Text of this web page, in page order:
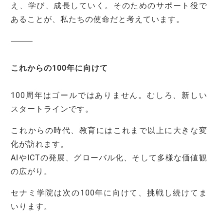
え、学び、成長していく。そのためのサポート役で
あることが、私たちの使命だと考えています。
⸻
これからの100年に向けて
100周年はゴールではありません。むしろ、新しい
スタートラインです。
これからの時代、教育にはこれまで以上に大きな変
化が訪れます。
AIやICTの発展、グローバル化、そして多様な価値観
の広がり。
セナミ学院は次の100年に向けて、挑戦し続けてま
いります。